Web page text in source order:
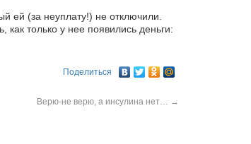
ей (за неуплату!) не отключили.
только у нее появились деньги:
Поделиться
Верю-не верю, а инсулина нет… →